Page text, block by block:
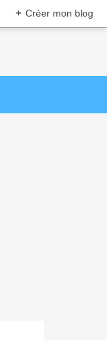
+ Créer mon blog